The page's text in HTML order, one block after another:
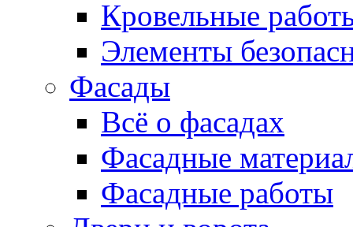
Кровельные
Элементы
Фасады
Всё о фасадах
Фасадные
Фасадные работы